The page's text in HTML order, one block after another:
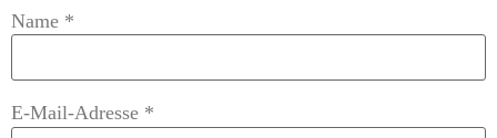
Name *
E-Mail-Adresse *